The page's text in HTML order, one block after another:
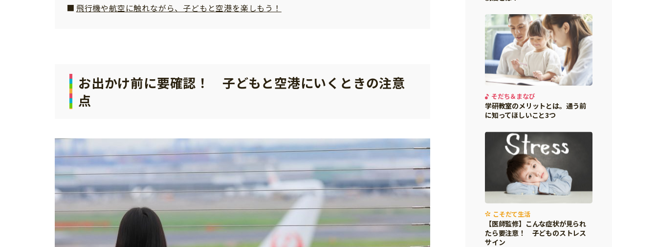
飛行機や航空に触れながら、子どもと空港を楽しもう！
お出かけ前に要確認！ 子どもと空港にいくときの注意
点
そだち＆まなび
学研教室のメリットとは。通う前
に知ってほしいこと3つ
こそだて生活
【医師監修】こんな症状が見られ
たら要注意！ 子どものストレス
サイン